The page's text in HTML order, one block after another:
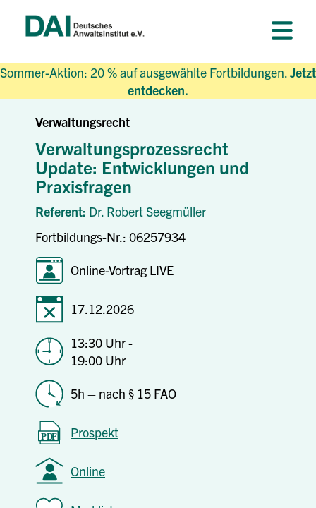
Sommer-Aktion: 20 % auf ausgewählte Fortbildungen.Jetzt
entdecken.
Verwaltungsrecht
Verwaltungsprozessrecht
Update: Entwicklungen und
Praxisfragen
Referent: Dr. Robert Seegmüller
Fortbildungs-Nr.: 06257934
Online-Vortrag LIVE
17.12.2026
13:30 Uhr -
19:00 Uhr
5h – nach § 15 FAO
Prospekt
Online